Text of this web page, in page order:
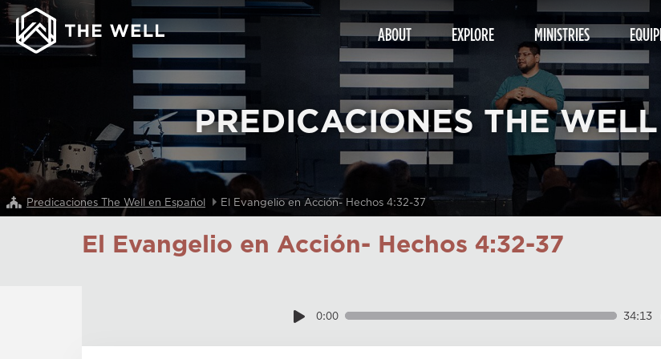
ABOUT EXPLORE MINISTRIES
PREDICACIONES THE
Predicaciones The Well en Español El Evangelio en Acción- Hechos 4:32-37
El Evangelio en Acción- Hechos 4:32-37
0:00 34:13